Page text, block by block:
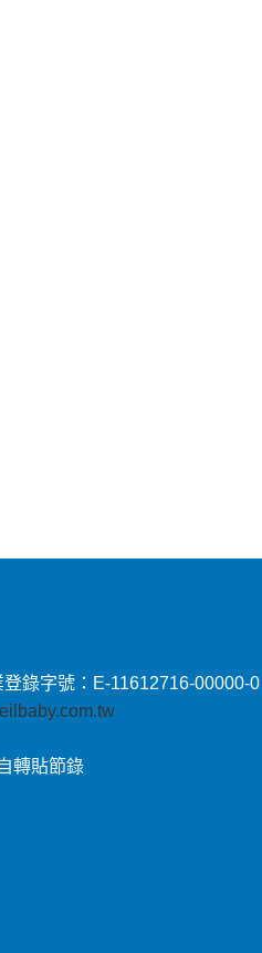
錄字號：E-11612716-00000-0
轉貼節錄